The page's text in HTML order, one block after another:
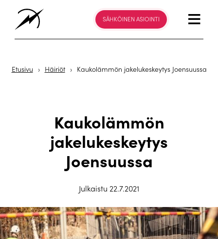
SÄHKÖINEN ASIOINTI
Etusivu › Häiriöt › Kaukolämmön jakelukeskeytys Joensuussa
Kaukolämmön
jakelukeskeytys
Joensuussa
Julkaistu 22.7.2021